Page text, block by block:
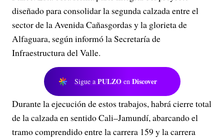
diseñado para consolidar la segunda calzada entre el
sector de la Avenida Cañasgordas y la glorieta de
Alfaguara, según informó la Secretaría de
Infraestructura del Valle.
Sigue a PULZO en Discover
Durante la ejecución de estos trabajos, habrá cierre total
de la calzada en sentido Cali–Jamundí, abarcando el
tramo comprendido entre la carrera 159 y la carrera